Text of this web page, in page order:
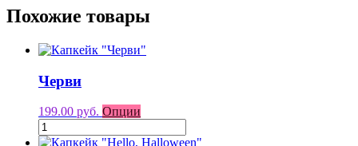
Похожие товары
Черви
199.00 руб. Опции